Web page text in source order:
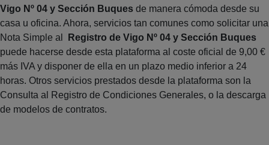
Vigo Nº 04 y Sección Buques de manera cómoda desde su
casa u oficina. Ahora, servicios tan comunes como solicitar una
Nota Simple al
Registro de Vigo Nº 04 y Sección Buques
puede hacerse desde esta plataforma al coste oficial de 9,00 €
más IVA y disponer de ella en un plazo medio inferior a 24
horas. Otros servicios prestados desde la plataforma son la
Consulta al Registro de Condiciones Generales, o la descarga
de modelos de contratos.